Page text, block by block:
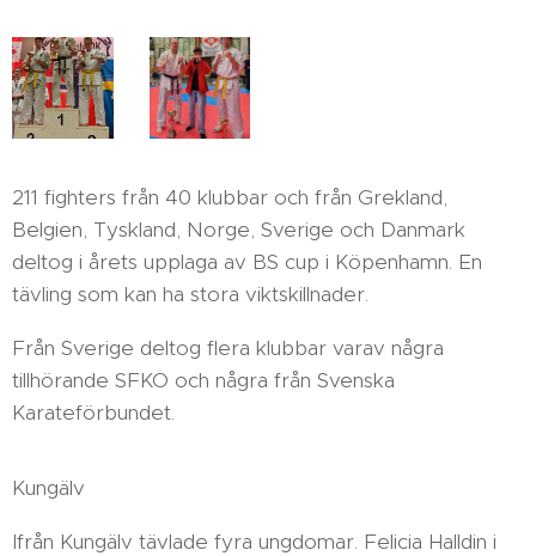
211 fighters från 40 klubbar och från Grekland,
Belgien, Tyskland, Norge, Sverige och Danmark
deltog i årets upplaga av BS cup i Köpenhamn. En
tävling som kan ha stora viktskillnader.
Från Sverige deltog flera klubbar varav några
tillhörande SFKO och några från Svenska
Karateförbundet.
Kungälv
Ifrån Kungälv tävlade fyra ungdomar. Felicia Halldin i